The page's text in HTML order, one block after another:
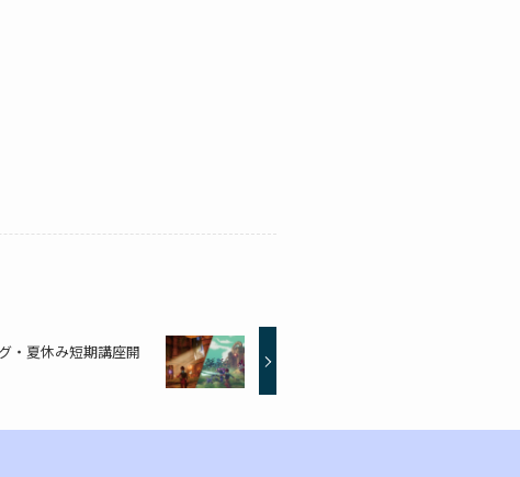
・夏休み短期講座開